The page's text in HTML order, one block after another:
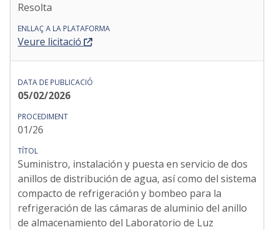
Resolta
Veure licitació
05/02/2026
01/26
Suministro, instalación y puesta en servicio de dos
anillos de distribución de agua, así como del sistema
compacto de refrigeración y bombeo para la
refrigeración de las cámaras de aluminio del anillo
de almacenamiento del Laboratorio de Luz